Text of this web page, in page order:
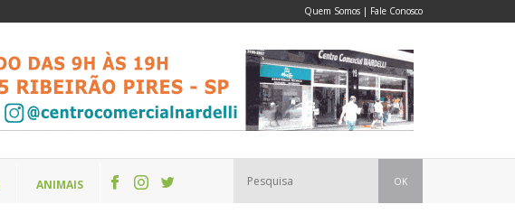
Quem Somos | Fale Conosco
ANIMAIS OK